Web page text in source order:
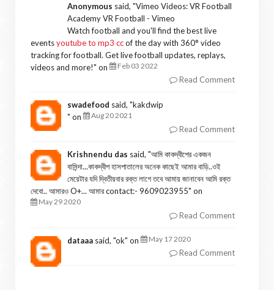
Anonymous said, "Vimeo Videos: VR Football
Academy VR Football - Vimeo
Watch football and you'll find the best live
eventsyoutube to mp3 ccof the day with 360° video
tracking for football. Get live football updates, replays,
videos and more!" on Feb 03 2022
Read Comment
swadefood said, "kakdwip
" on
Aug 20 2021
Read Comment
Krishnendu das said, "আমি কাকদ্বীপের একজন
বাসিন্দা...কাকদ্বীপ হাসপাতালের অনেক কাছেই আমার বাড়ি..ওই
মেয়েটার যদি দ্বিতীয়বার রক্ত লাগে তবে আমায় জানাবেন আমি রক্ত
দেবো.. আমারও O+... আমার contact:- 9609023955" on
May 29 2020
Read Comment
dataaa said, "ok" on May 17 2020
Read Comment